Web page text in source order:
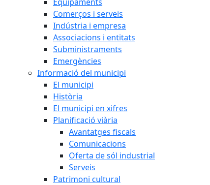
Comerços i serveis
Indústria i empresa
Associacions i entitats
Subministraments
Emergències
Informació del municipi
El municipi
Història
El municipi en xifres
Planificació viària
Avantatges fiscals
Comunicacions
Oferta de sól industrial
Serveis
Patrimoni cultural